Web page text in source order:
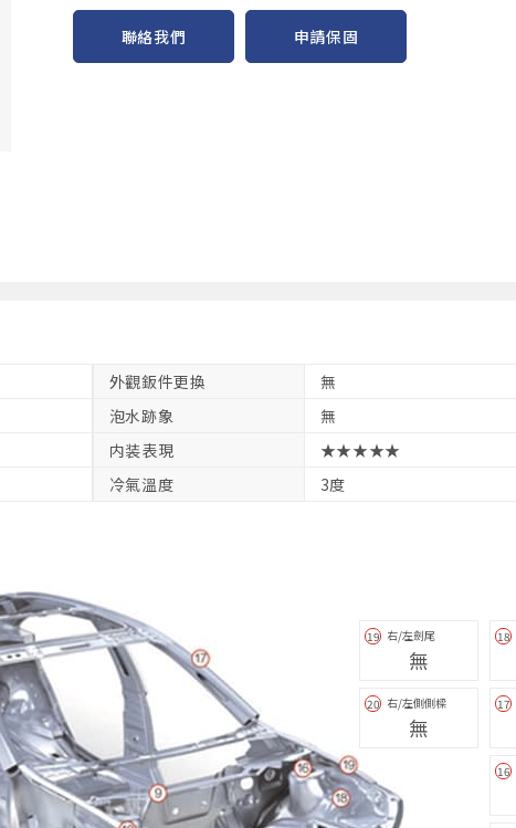
聯絡我們 申請保固
外觀鈑件更換
無
泡水跡象
無
内装表現
★★★★★
冷氣溫度 3度
16
17
18
19 右/左劍尾
無
20 右/左側側樑
無